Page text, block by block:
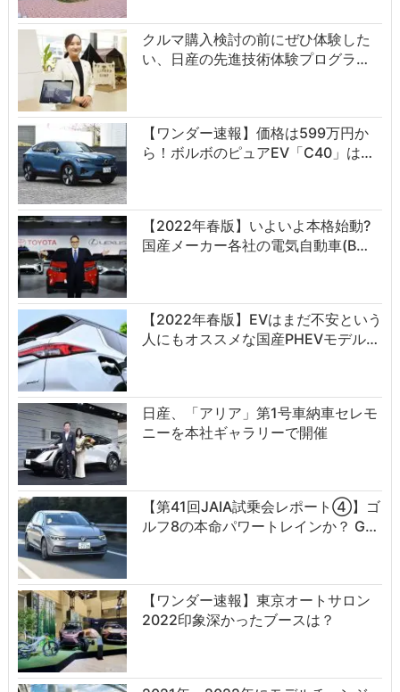
クルマ購入検討の前にぜひ体験した
い、日産の先進技術体験プログラ…
【ワンダー速報】価格は599万円か
ら！ボルボのピュアEV「C40」は…
【2022年春版】いよいよ本格始動?
国産メーカー各社の電気自動車(B…
【2022年春版】EVはまだ不安という
人にもオススメな国産PHEVモデル…
日産、「アリア」第1号車納車セレモ
ニーを本社ギャラリーで開催
【第41回JAIA試乗会レポート④】ゴ
ルフ8の本命パワートレインか？ G…
【ワンダー速報】東京オートサロン
2022印象深かったブースは？